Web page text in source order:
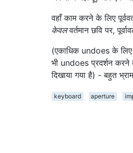
वहाँ काम करने के लिए
केवलवर्तमान छवि पर,
(एकाधिक undoes के लिए
भी undoes प्रदर्शन करने
दिखाया गया है) - बहुत
keyboard aperture